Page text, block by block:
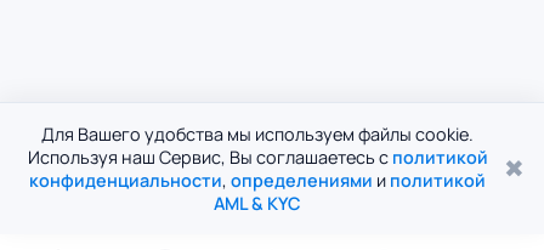
Для Вашего удобства мы используем файлы cookie.
Используя наш Сервис, Вы соглашаетесь с политикой
конфиденциальности, определениями и политикой
AML & KYC
✖